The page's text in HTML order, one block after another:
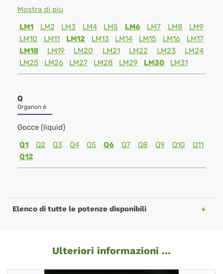
Mostra di piu
LM1
LM2 LM3 LM4 LM5 LM6 LM7 LM8
LM9
LM10
LM11 LM12 LM13 LM14 LM15 LM16
LM17
LM18
LM19 LM20 LM21 LM22 LM23
LM24
LM25
LM26 LM27 LM28 LM29 LM30 LM31
Q
Organon 6
Gocce (liquid)
Q1
Q2 Q3 Q4 Q5 Q6 Q7 Q8 Q9 Q10
Q11
Q12
Elenco di tutte le potenze disponibili
Ulteriori informazioni ...